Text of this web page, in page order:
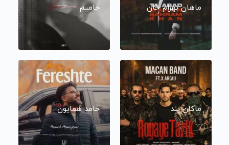
ماهان بهرام خان حامیم
ماکان بند حامد همایون